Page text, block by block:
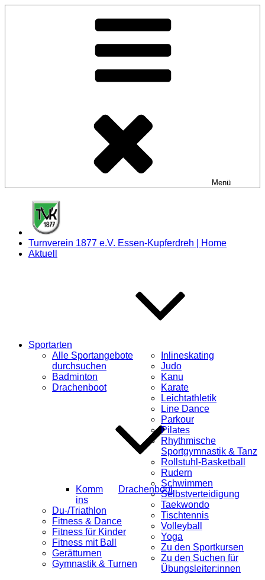
Menü
Turnverein 1877 e.V. Essen-Kupferdreh | Home
Aktuell
Sportarten
Alle Sportangebote
durchsuchen
Badminton
Drachenboot
Komm
ins
Drachenboot
Du-/Triathlon
Fitness & Dance
Fitness für Kinder
Fitness mit Ball
Gerätturnen
Gymnastik & Turnen
Inlineskating
Judo
Kanu
Karate
Leichtathletik
Line Dance
Parkour
Pilates
Rhythmische
Sportgymnastik & Tanz
Rollstuhl-Basketball
Rudern
Schwimmen
Selbstverteidigung
Taekwondo
Tischtennis
Volleyball
Yoga
Zu den Sportkursen
Zu den Suchen für
Übungsleiter:innen